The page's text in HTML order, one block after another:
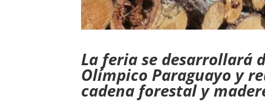
La feria se desarrollará
Olímpico Paraguayo y
cadena forestal y